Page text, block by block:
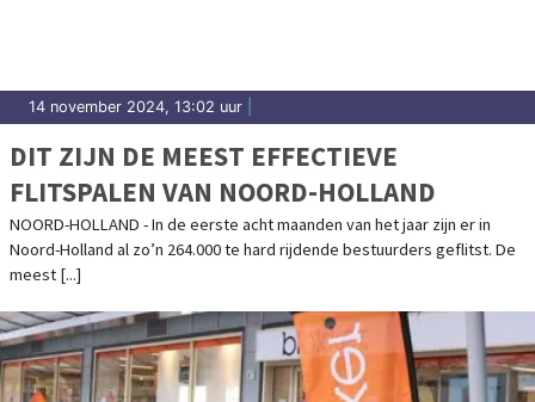
14 november 2024, 13:02 uur
DIT ZIJN DE MEEST EFFECTIEVE
FLITSPALEN VAN NOORD-HOLLAND
NOORD-HOLLAND - In de eerste acht maanden van het jaar zijn er in
Noord-Holland al zo’n 264.000 te hard rijdende bestuurders geflitst. De
meest [...]